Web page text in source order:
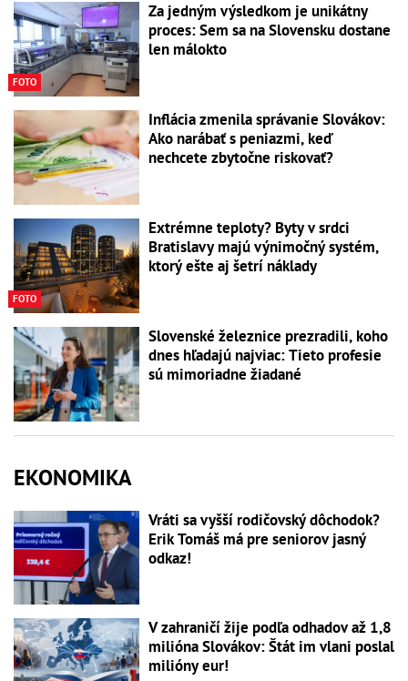
FOTO
Za jedným výsledkom je unikátny
proces: Sem sa na Slovensku dostane
len málokto
Inflácia zmenila správanie Slovákov:
Ako narábať s peniazmi, keď
nechcete zbytočne riskovať?
FOTO
Extrémne teploty? Byty v srdci
Bratislavy majú výnimočný systém,
ktorý ešte aj šetrí náklady
Slovenské železnice prezradili, koho
dnes hľadajú najviac: Tieto profesie
sú mimoriadne žiadané
EKONOMIKA
Vráti sa vyšší rodičovský dôchodok?
Erik Tomáš má pre seniorov jasný
odkaz!
V zahraničí žije podľa odhadov až 1,8
milióna Slovákov: Štát im vlani poslal
milióny eur!